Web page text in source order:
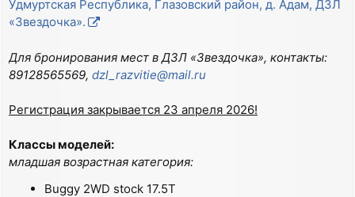
Удмуртская Республика, Глазовский район, д. Адам, ДЗЛ
«Звездочка».
Для бронирования мест в ДЗЛ «Звездочка», контакты:
89128565569, dzl_razvitie@mail.ru
Регистрация закрывается 23 апреля 2026!
Классы моделей:
младшая возрастная категория:
Buggy 2WD stock 17.5T